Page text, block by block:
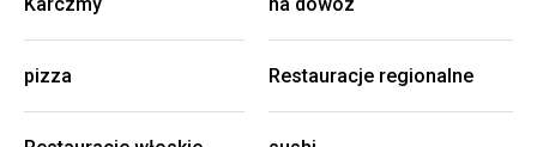
pizza Restauracje regionalne